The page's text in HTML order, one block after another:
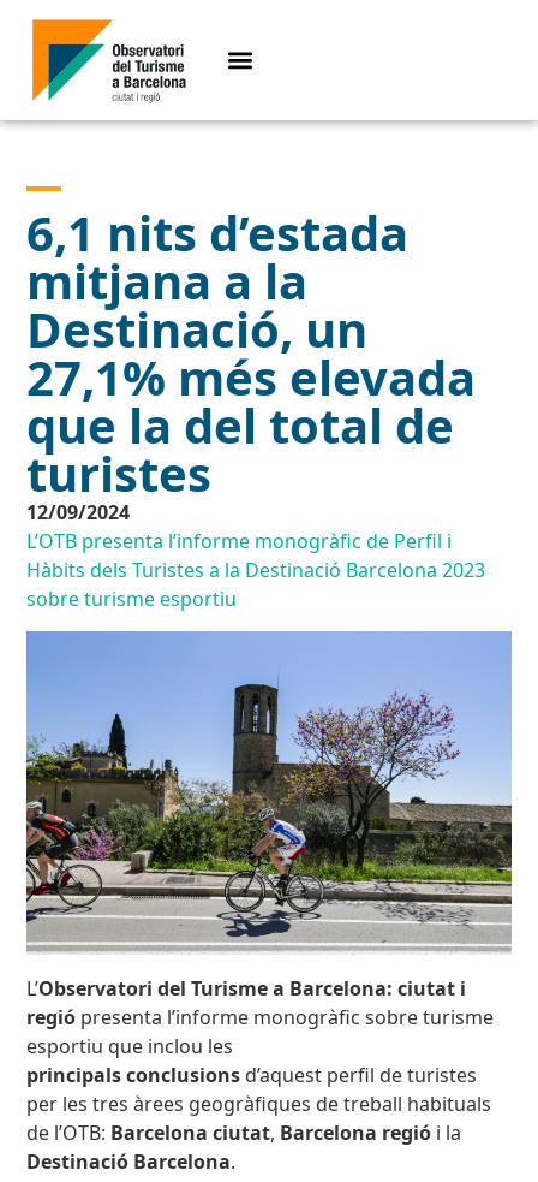
6,1 nits d’estada
mitjana a la
Destinació, un
27,1% més elevada
que la del total de
turistes
12/09/2024
L’OTB presenta l’informe monogràfic de Perfil i
Hàbits dels Turistes a la Destinació Barcelona 2023
sobre turisme esportiu
L’Observatori del Turisme a Barcelona: ciutat i
regió presenta l’informe monogràfic sobre turisme
esportiu que inclou les
principals conclusions d’aquest perfil de turistes
per les tres àrees geogràfiques de treball habituals
de l’OTB: Barcelona ciutat, Barcelona regió i la
Destinació Barcelona.